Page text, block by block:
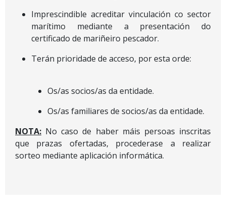
Imprescindible acreditar vinculación co sector
marítimo mediante a presentación do
certificado de mariñeiro pescador.
Terán prioridade de acceso, por esta orde:
Os/as socios/as da entidade.
Os/as familiares de socios/as da entidade.
NOTA: No caso de haber máis persoas inscritas
que prazas ofertadas, procederase a realizar
sorteo mediante aplicación informática.